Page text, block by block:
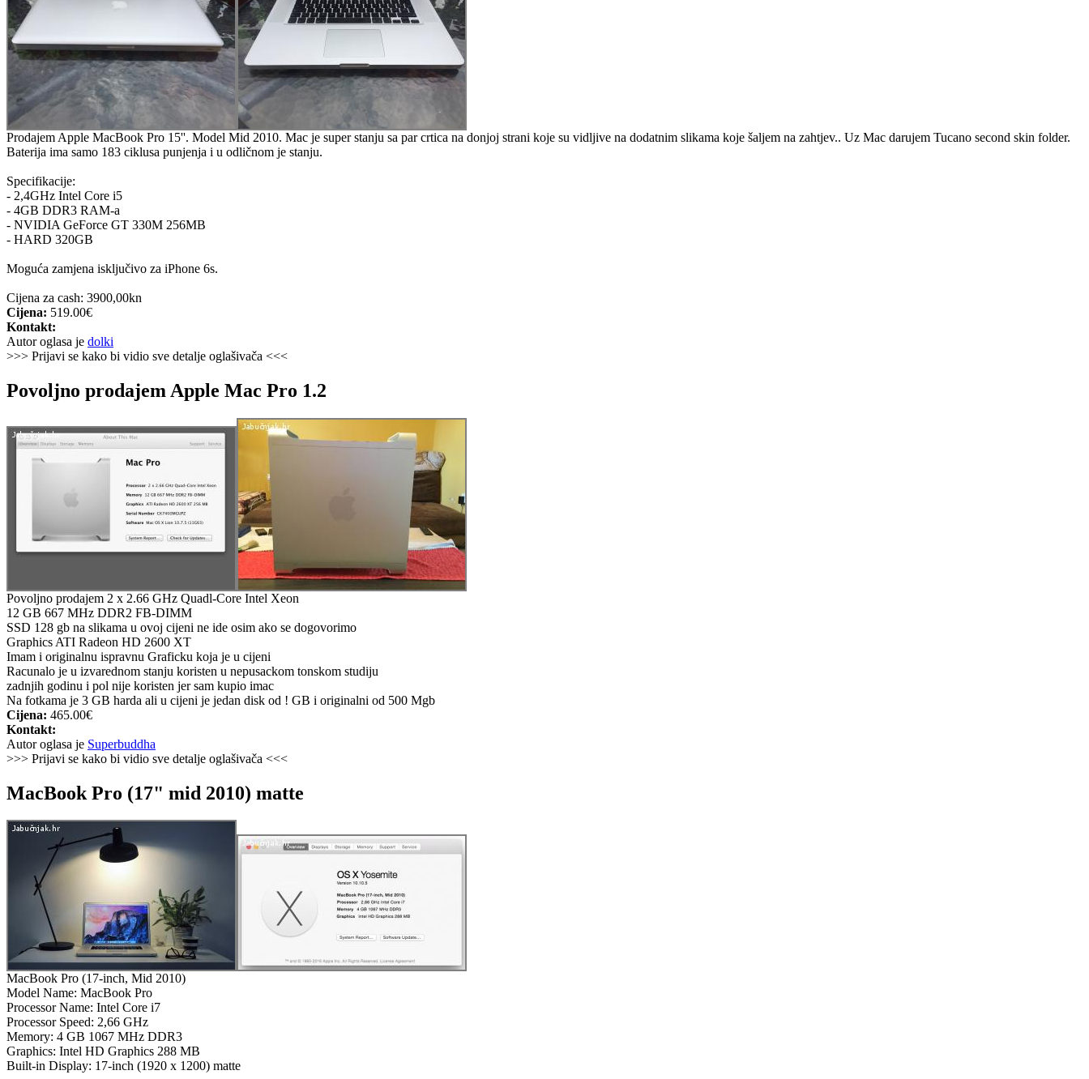
Prodajem Apple MacBook Pro 15''. Model Mid 2010. Mac je super stanju sa par crtica na donjoj strani koje su vidljive na dodatnim slikama koje šaljem na zahtjev.. Uz Mac darujem Tucano second skin folder.
Baterija ima samo 183 ciklusa punjenja i u odličnom je stanju.
Specifikacije:
- 2,4GHz Intel Core i5
- 4GB DDR3 RAM-a
- NVIDIA GeForce GT 330M 256MB
- HARD 320GB
Moguća zamjena isključivo za iPhone 6s.
Cijena za cash: 3900,00kn
Cijena: 519.00€
Kontakt:
Autor oglasa je dolki
>>> Prijavi se kako bi vidio sve detalje oglašivača <<<
Povoljno prodajem Apple Mac Pro 1.2
Povoljno prodajem 2 x 2.66 GHz Quadl-Core Intel Xeon
12 GB 667 MHz DDR2 FB-DIMM
SSD 128 gb na slikama u ovoj cijeni ne ide osim ako se dogovorimo
Graphics ATI Radeon HD 2600 XT
Imam i originalnu ispravnu Graficku koja je u cijeni
Racunalo je u izvarednom stanju koristen u nepusackom tonskom studiju
zadnjih godinu i pol nije koristen jer sam kupio imac
Na fotkama je 3 GB harda ali u cijeni je jedan disk od ! GB i originalni od 500 Mgb
Cijena: 465.00€
Kontakt:
Autor oglasa je Superbuddha
>>> Prijavi se kako bi vidio sve detalje oglašivača <<<
MacBook Pro (17" mid 2010) matte
MacBook Pro (17-inch, Mid 2010)
Model Name: MacBook Pro
Processor Name: Intel Core i7
Processor Speed: 2,66 GHz
Memory: 4 GB 1067 MHz DDR3
Graphics: Intel HD Graphics 288 MB
Built-in Display: 17-inch (1920 x 1200) matte